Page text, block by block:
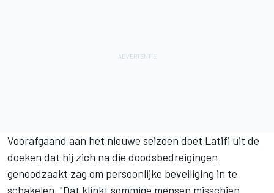
Voorafgaand aan het nieuwe seizoen doet Latifi uit de
doeken dat hij zich na die doodsbedreigingen
genoodzaakt zag om persoonlijke beveiliging in te
schakelen. "Dat klinkt sommige mensen misschien